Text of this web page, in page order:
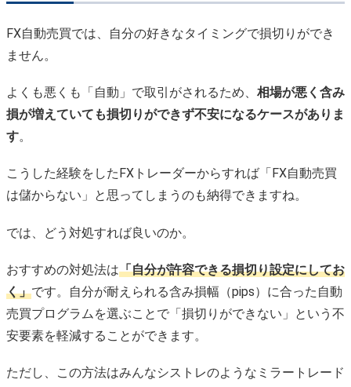
FX自動売買では、自分の好きなタイミングで損切りができ
ません。
よくも悪くも「自動」で取引がされるため、 相場が悪く含み
損が増えていても損切りができず不安になるケースがありま
す。
こうした経験をしたFXトレーダーからすれば「FX自動売買
は儲からない」と思ってしまうのも納得できますね。
では、どう対処すれば良いのか。
おすすめの対処法は「自分が許容できる損切り設定にしてお
く」です。自分が耐えられる含み損幅（pips）に合った自動
売買プログラムを選ぶことで「損切りができない」という不
安要素を軽減することができます。
ただし、この方法はみんなシストレのようなミラートレード